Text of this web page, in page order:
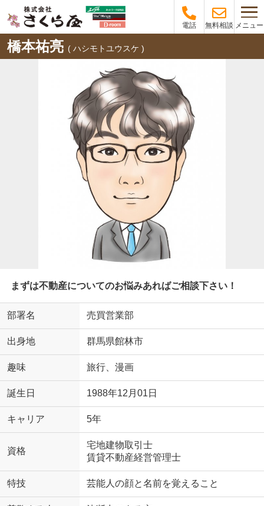
電話 無料相談 メニュー
橋本祐亮 ( ハシモトユウスケ )
まずは不動産についてのお悩みあればご相談下さい！
部署名 売買営業部
出身地 群馬県館林市
趣味 旅行、漫画
誕生日 1988年12月01日
キャリア 5年
資格
宅地建物取引士
賃貸不動産経営管理士
特技 芸能人の顔と名前を覚えること